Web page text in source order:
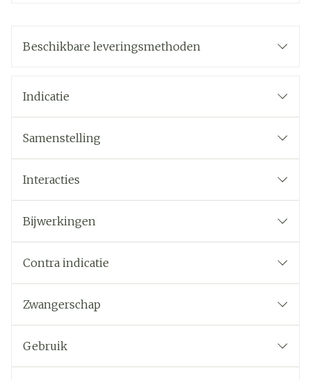
Beschikbare leveringsmethoden
Indicatie
Samenstelling
Interacties
Bijwerkingen
Contra indicatie
Zwangerschap
Gebruik